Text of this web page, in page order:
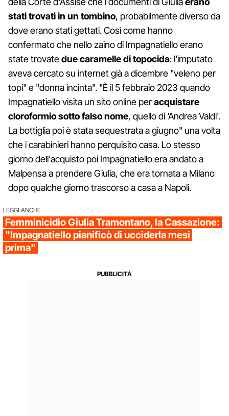
stati trovati in un tombino, probabilmente diverso da
dove erano stati gettati. Così come hanno
confermato che nello zaino di Impagnatiello erano
state trovatedue caramelle di topocida: l'imputato
aveva cercato su internet già a dicembre "veleno per
topi" e "donna incinta". "È il 5 febbraio 2023 quando
Impagnatiello visita un sito online peracquistare
cloroformio sotto falso nome, quello di ‘Andrea Valdi'.
La bottiglia poi è stata sequestrata a giugno" una volta
che i carabinieri hanno perquisito casa. Lo stesso
giorno dell'acquisto poi Impagnatiello era andato a
Malpensa a prendere Giulia, che era tornata a Milano
dopo qualche giorno trascorso a casa a Napoli.
LEGGI ANCHE
Femminicidio Giulia Tramontano, la Cassazione:
"Impagnatiello pianificò di ucciderla mesi
prima"